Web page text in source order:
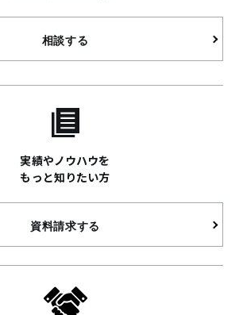
相談する
実績やノウハウを
もっと知りたい方
資料請求する